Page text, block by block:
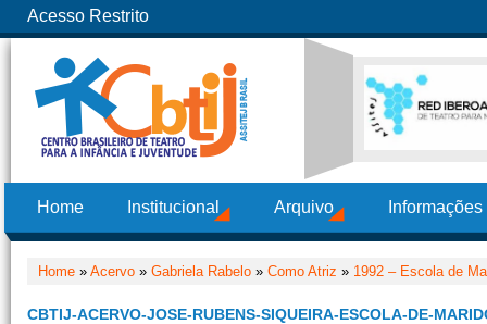
Acesso Restrito
Home Institucional Arquivo
Home » Acervo » Gabriela Rabelo » Como Atriz » 1992 – Escola de
CBTIJ-ACERVO-JOSE-RUBENS-SIQUEIRA-ESCOLA-DE-